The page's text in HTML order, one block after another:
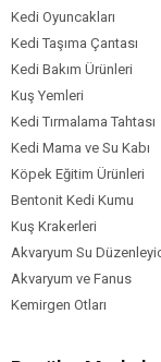
Mısır glüten
Pancar küspesi
Soya yağı
Hodan yağı
Kadife çiçeği
İLAVELER (her kg için)
Beslenmeye dayalı
Vitamin A: 26000
Vitamin D3: 700
E1 (Demir): 37 mg
Kedi Oyuncakları
Kedi Taşıma Çantası
Kedi Bakım Ürünleri
Kuş Yemleri
Kedi Tırmalama Tahtası
Kedi Mama ve Su Kabı
Köpek Eğitim Ürünleri
Bentonit Kedi Kumu
Kuş Krakerleri
Akvaryum Su
Akvaryum ve Fanus
Kemirgen Otları